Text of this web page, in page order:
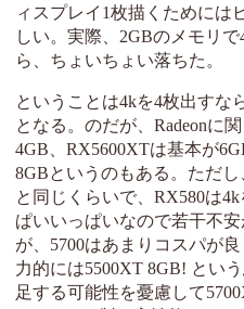
ィスプレイ1枚描くためには
しい。実際、2GBのメモリ
ら、ちょいちょい落ちた。
ということは4kを4枚出すな
となる。のだが、Radeonに
4GB、RX5600XTは基本が
8GBというのもある。ただ
と同じくらいで、RX580は
ぱいいっぱいなので若干不
が、5700はあまりコスパが
力的には5500XT 8GB! とい
足する可能性を憂慮して